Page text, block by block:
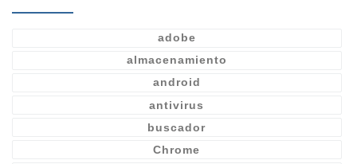
adobe
almacenamiento
android
antivirus
buscador
Chrome